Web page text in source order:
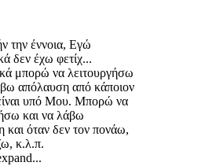
την έννοια, Εγώ
δεν έχω φετίχ...
μπορώ να λειτουργήσω
απόλαυση από κάποιον
υπό Μου. Μπορώ να
και να λάβω
και όταν δεν τον πονάω,
κ.λ.π.